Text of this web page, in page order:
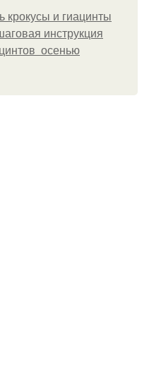
крокусы и гиацинты
инструкция
осенью